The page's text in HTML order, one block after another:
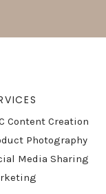
Content Creation
Photography
Media Sharing